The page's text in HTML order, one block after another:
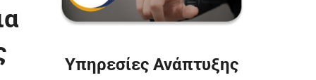
Υπηρεσίες Ανάπτυξης